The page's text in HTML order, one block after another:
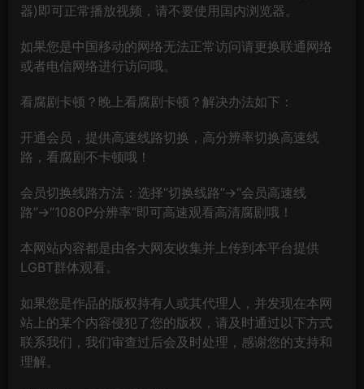
器)即可正常播放视频，请不要使用国内浏览器。
如果您是中国移动的网络无法正常访问请更换联通网络
或者电信网络进行访问哦。
看腐剧卡顿？晚上看腐剧卡顿？解决办法如下：
开通会员，提供高速线路切换，高分辨率切换高速线
路，看腐剧不卡顿哦！
会员切换线路方法：选择“切换线路”→“会员高速线
路”→“1080P分辨率”即可高速观看高清腐剧哦！
本网站内容都是由各大网友收集并上传到本平台提供
LGBT群体观看。
如果您是作品的版权持有人或其代理人，并发现在本网
站上的某个内容侵犯了您的版权，请及时通过以下方式
联系我们，我们审查过后会及时处理，感谢您的支持和
理解。